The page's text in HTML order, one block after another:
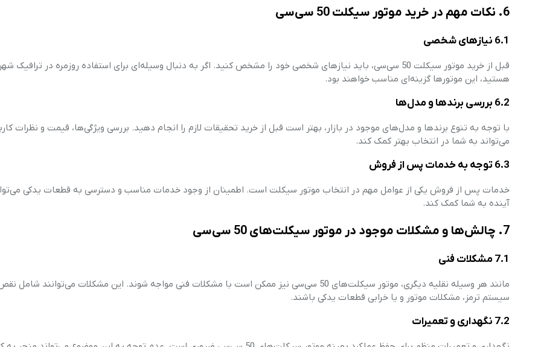
6. نکات مهم در خرید موتور سیکلت 50 سی‌سی
6.1 نیازهای شخصی
قبل از خرید موتور سیکلت 50 سی‌سی، باید نیازهای شخصی خود را مشخص کنید. اگر به دنبال وسیله‌ای برای استفاده روزمره در ترافیک
هستید، این موتورها گزینه‌ای مناسب خواهند بود.
6.2 بررسی برندها و مدل‌ها
با توجه به تنوع برندها و مدل‌های موجود در بازار، بهتر است قبل از خرید تحقیقات لازم را انجام دهید. بررسی ویژگی‌ها، قیمت و نظرات
می‌تواند به شما در انتخاب بهتر کمک کند.
6.3 توجه به خدمات پس از فروش
خدمات پس از فروش یکی از عوامل مهم در انتخاب موتور سیکلت است. اطمینان از وجود خدمات مناسب و دسترسی به قطعات یدکی
آینده به شما کمک کند.
7. چالش‌ها و مشکلات موجود در موتور سیکلت‌های 50 سی‌سی
7.1 مشکلات فنی
مانند هر وسیله نقلیه دیگری، موتور سیکلت‌های 50 سی‌سی نیز ممکن است با مشکلات فنی مواجه شوند. این مشکلات می‌توانند شامل
سیستم ترمز، مشکلات موتور و یا خرابی قطعات یدکی باشند.
7.2 نگهداری و تعمیرات